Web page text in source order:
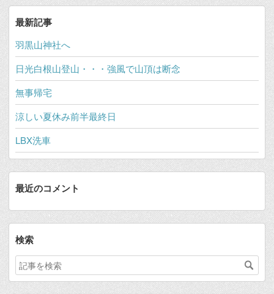
最新記事
羽黒山神社へ
日光白根山登山・・・強風で山頂は断念
無事帰宅
涼しい夏休み前半最終日
LBX洗車
最近のコメント
検索